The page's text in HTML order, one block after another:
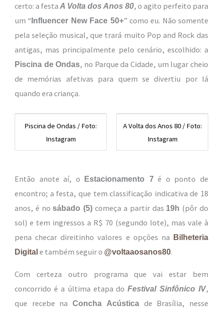
certo: a festa A Volta dos Anos 80, o agito perfeito para
um “Influencer New Face 50+” como eu. Não somente
pela seleção musical, que trará muito Pop and Rock das
antigas, mas principalmente pelo cenário, escolhido: a
Piscina de Ondas, no Parque da Cidade, um lugar cheio
de memórias afetivas para quem se divertiu por lá
quando era criança.
Piscina de Ondas / Foto:
Instagram
A Volta dos Anos 80 / Foto:
Instagram
Então anote aí, o Estacionamento 7é o ponto de
encontro; a festa, que tem classificação indicativa de 18
anos, é nosábado (5) começa a partir das 19h (pôr do
sol) e tem ingressos a R$ 70 (segundo lote), mas vale à
pena checar direitinho valores e opções na Bilheteria
Digitale também seguir o @voltaaosanos80.
Com certeza outro programa que vai estar bem
concorrido é a última etapa doFestival Sinfônico IV,
que recebe naConcha Acústicade Brasília, nesse